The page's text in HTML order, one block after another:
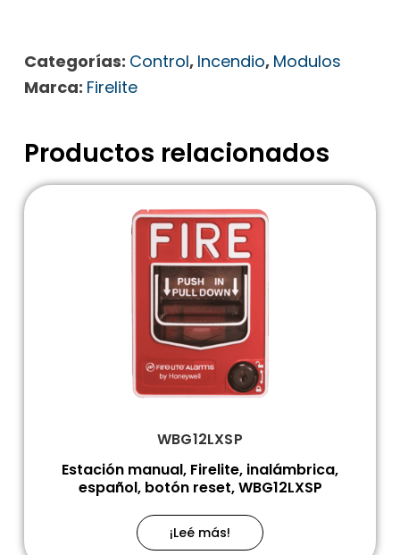
Categorías: Control, Incendio, Modulos
Marca: Firelite
Productos relacionados
WBG12LXSP
Estación manual, Firelite, inalámbrica,
español, botón reset, WBG12LXSP
¡Leé más!